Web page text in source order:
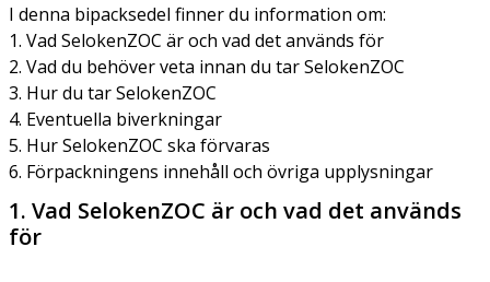
I denna bipacksedel finner du information om:
1. Vad SelokenZOC är och vad det används för
2. Vad du behöver veta innan du tar SelokenZOC
3. Hur du tar SelokenZOC
4. Eventuella biverkningar
5. Hur SelokenZOC ska förvaras
6. Förpackningens innehåll och övriga upplysningar
1. Vad SelokenZOC är och vad det används
för